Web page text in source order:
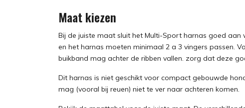
Maat kiezen
Bij de juiste maat sluit het Multi-Sport harnas goed aan
en het harnas moeten minimaal 2 a 3 vingers passen.
buikband mag achter de ribben vallen. zorg dat deze
Dit harnas is niet geschikt voor compact gebouwde
mag (vooral bij reuen) niet te ver naar achteren komen.